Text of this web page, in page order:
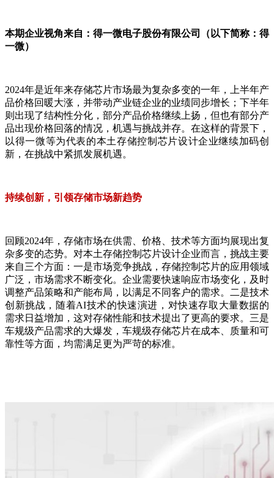
本期企业视角来自：得一微电子股份有限公司（以下简称：得
一微）
2024年是近年来存储芯片市场最为复杂多变的一年，上半年产
品价格回暖大涨，并带动产业链企业的业绩同步增长；下半年
则出现了结构性分化，部分产品价格继续上扬，但也有部分产
品出现价格回落的情况，机遇与挑战并存。在这样的背景下，
以得一微等为代表的本土存储控制芯片设计企业继续加码创
新，在挑战中紧抓发展机遇。
持续创新，引领存储市场新趋势
回顾2024年，存储市场在供需、价格、技术等方面均展现出复
杂多变的态势。对本土存储控制芯片设计企业而言，挑战主要
来自三个方面：一是市场竞争挑战，存储控制芯片的应用领域
广泛，市场需求不断变化。企业需要快速响应市场变化，及时
调整产品策略和产能布局，以满足不同客户的需求。二是技术
创新挑战，随着AI技术的快速演进，对快速存取大量数据的
需求日益增加，这对存储性能和技术提出了更高的要求。三是
车规级产品需求的大爆发，车规级存储芯片在成本、质量和可
靠性等方面，均需满足更为严苛的标准。